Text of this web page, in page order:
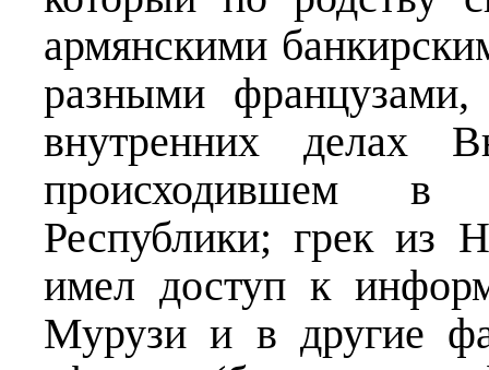
армянскими
разными
внутренних
происходившем в
Республики; грек из
имел доступ к
Мурузи и в другие